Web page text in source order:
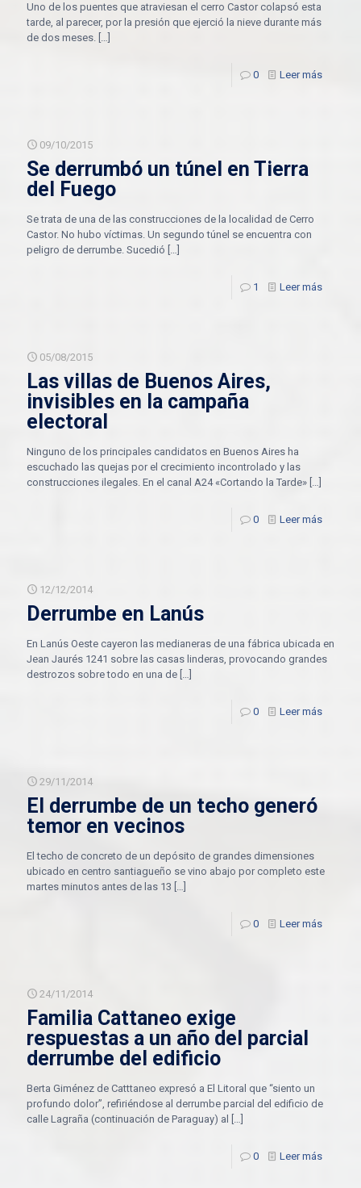
Uno de los puentes que atraviesan el cerro Castor colapsó esta
tarde, al parecer, por la presión que ejerció la nieve durante más
de dos meses. […]
0 Leer más
09/10/2015
Se derrumbó un túnel en Tierra
del Fuego
Se trata de una de las construcciones de la localidad de Cerro
Castor. No hubo víctimas. Un segundo túnel se encuentra con
peligro de derrumbe. Sucedió […]
1 Leer más
05/08/2015
Las villas de Buenos Aires,
invisibles en la campaña
electoral
Ninguno de los principales candidatos en Buenos Aires ha
escuchado las quejas por el crecimiento incontrolado y las
construcciones ilegales. En el canal A24 «Cortando la Tarde» […]
0 Leer más
12/12/2014
Derrumbe en Lanús
En Lanús Oeste cayeron las medianeras de una fábrica ubicada en
Jean Jaurés 1241 sobre las casas linderas, provocando grandes
destrozos sobre todo en una de […]
0 Leer más
29/11/2014
El derrumbe de un techo generó
temor en vecinos
El techo de concreto de un depósito de grandes dimensiones
ubicado en centro santiagueño se vino abajo por completo este
martes minutos antes de las 13 […]
0 Leer más
24/11/2014
Familia Cattaneo exige
respuestas a un año del parcial
derrumbe del edificio
Berta Giménez de Catttaneo expresó a El Litoral que “siento un
profundo dolor”, refiriéndose al derrumbe parcial del edificio de
calle Lagraña (continuación de Paraguay) al
[…]
0 Leer más